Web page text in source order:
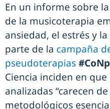
En un informe sobre
de la musicoterapia
ansiedad, el estrés y
parte de la campaña
pseudoterapias
Ciencia inciden en
analizadas “carecen
metodológicos